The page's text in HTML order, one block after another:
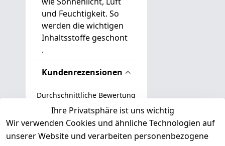
und Feuchtigkeit. So
werden die wichtigen
Inhaltsstoffe geschont
.
Kundenrezensionen
Durchschnittliche Bewertung
0
Basierend auf 0 Bewertung(en)
Bewertung abgeben
Ihre Privatsphäre ist uns wichtig
Wir verwenden Cookies und ähnliche Technologien auf
unserer Website und verarbeiten personenbezogene